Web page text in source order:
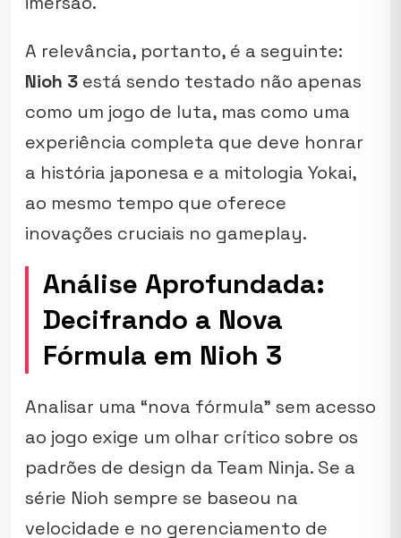
A relevância, portanto, é a seguinte:
Nioh 3 está sendo testado não apenas
como um jogo de luta, mas como uma
experiência completa que deve honrar
a história japonesa e a mitologia Yokai,
ao mesmo tempo que oferece
inovações cruciais no gameplay.
Análise Aprofundada:
Decifrando a Nova
Fórmula em Nioh 3
Analisar uma “nova fórmula” sem acesso
ao jogo exige um olhar crítico sobre os
padrões de design da Team Ninja. Se a
série Nioh sempre se baseou na
velocidade e no gerenciamento de